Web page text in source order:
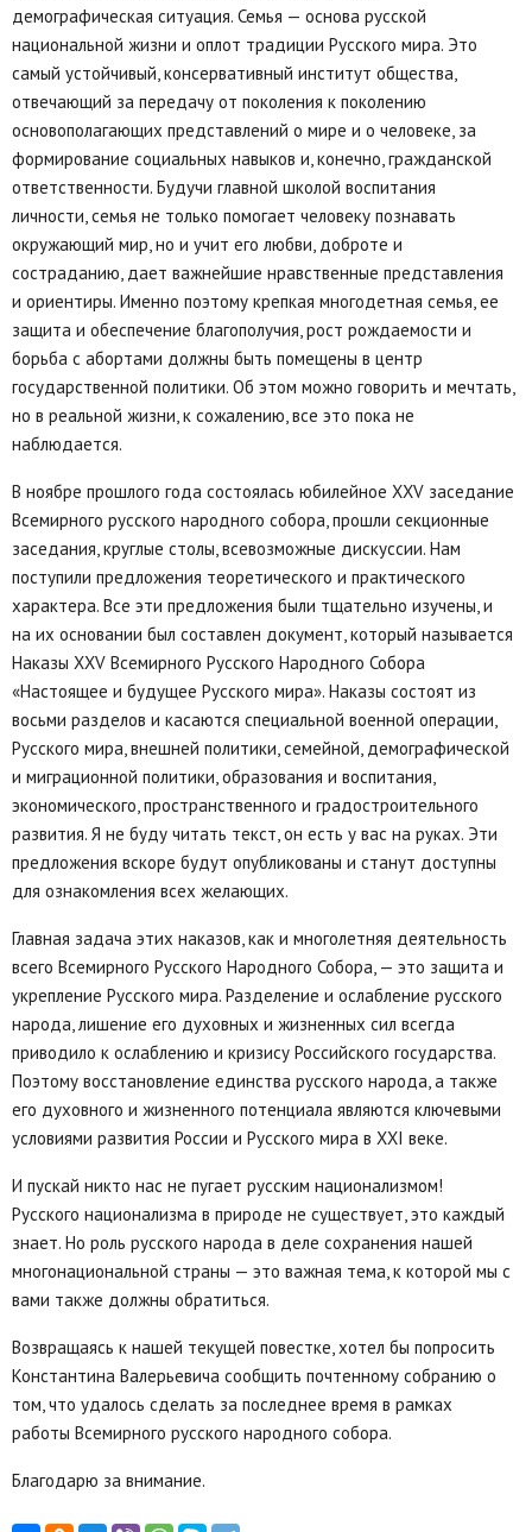
демографическая ситуация. Семья — основа русской
национальной жизни и оплот традиции Русского мира. Это
самый устойчивый, консервативный институт общества,
отвечающий за передачу от поколения к поколению
основополагающих представлений о мире и о человеке, за
формирование социальных навыков и, конечно, гражданской
ответственности. Будучи главной школой воспитания
личности, семья не только помогает человеку познавать
окружающий мир, но и учит его любви, доброте и
состраданию, дает важнейшие нравственные представления
и ориентиры. Именно поэтому крепкая многодетная семья, ее
защита и обеспечение благополучия, рост рождаемости и
борьба с абортами должны быть помещены в центр
государственной политики. Об этом можно говорить и мечтать,
но в реальной жизни, к сожалению, все это пока не
наблюдается.
В ноябре прошлого года состоялась юбилейное XXV заседание
Всемирного русского народного собора, прошли секционные
заседания, круглые столы, всевозможные дискуссии. Нам
поступили предложения теоретического и практического
характера. Все эти предложения были тщательно изучены, и
на их основании был составлен документ, который называется
Наказы XXV Всемирного Русского Народного Собора
«Настоящее и будущее Русского мира». Наказы состоят из
восьми разделов и касаются специальной военной операции,
Русского мира, внешней политики, семейной, демографической
и миграционной политики, образования и воспитания,
экономического, пространственного и градостроительного
развития. Я не буду читать текст, он есть у вас на руках. Эти
предложения вскоре будут опубликованы и станут доступны
для ознакомления всех желающих.
Главная задача этих наказов, как и многолетняя деятельность
всего Всемирного Русского Народного Собора, — это защита и
укрепление Русского мира. Разделение и ослабление русского
народа, лишение его духовных и жизненных сил всегда
приводило к ослаблению и кризису Российского государства.
Поэтому восстановление единства русского народа, а также
его духовного и жизненного потенциала являются ключевыми
условиями развития России и Русского мира в XXI веке.
И пускай никто нас не пугает русским национализмом!
Русского национализма в природе не существует, это каждый
знает. Но роль русского народа в деле сохранения нашей
многонациональной страны — это важная тема, к которой мы с
вами также должны обратиться.
Возвращаясь к нашей текущей повестке, хотел бы попросить
Константина Валерьевича сообщить почтенному собранию о
том, что удалось сделать за последнее время в рамках
работы Всемирного русского народного собора.
Благодарю за внимание.